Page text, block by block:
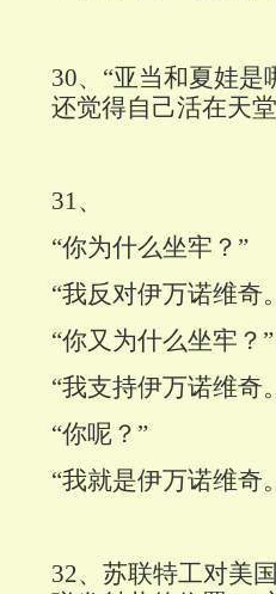
30、“亚当和夏娃是
还觉得自己活在天
31、
“你为什么坐牢？”
“我反对伊万诺维奇
“你又为什么坐牢？”
“我支持伊万诺维奇
“你呢？”
“我就是伊万诺维奇
32、苏联特工对美